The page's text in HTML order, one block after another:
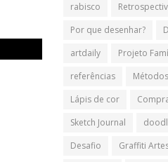
rabisco
Por que desenhar?
artdaily
Projeto
referências
Métodos
Lápis de cor
Sketch Journal
Desafio
Graffiti